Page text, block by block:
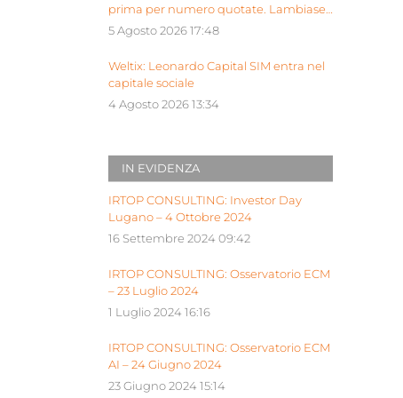
prima per numero quotate. Lambiase:
“Milano piattaforma europea Siu”
5 Agosto 2026 17:48
Weltix: Leonardo Capital SIM entra nel
capitale sociale
4 Agosto 2026 13:34
IN EVIDENZA
IRTOP CONSULTING: Investor Day
Lugano – 4 Ottobre 2024
16 Settembre 2024 09:42
IRTOP CONSULTING: Osservatorio ECM
– 23 Luglio 2024
1 Luglio 2024 16:16
IRTOP CONSULTING: Osservatorio ECM
AI – 24 Giugno 2024
23 Giugno 2024 15:14